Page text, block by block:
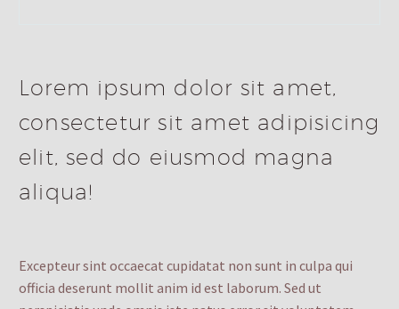
Lorem ipsum dolor sit amet,
consectetur sit amet adipisicing
elit, sed do eiusmod magna
aliqua!
Excepteur sint occaecat cupidatat non sunt in culpa qui
officia deserunt mollit anim id est laborum. Sed ut